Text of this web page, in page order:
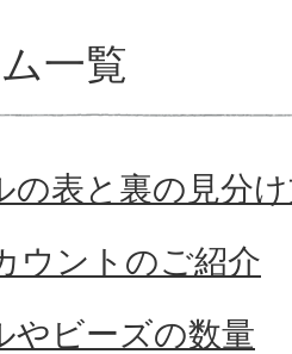
一覧
の表と裏の見分
ウントのご紹介
やビーズの数量